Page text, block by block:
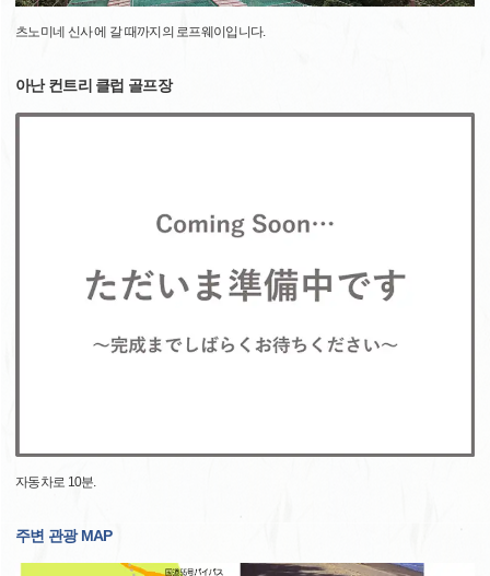
츠노미네 신사 에 갈 때까지의 로프웨이입니다.
아난 컨트리 클럽 골프장
자동차로 10분.
주변 관광 MAP